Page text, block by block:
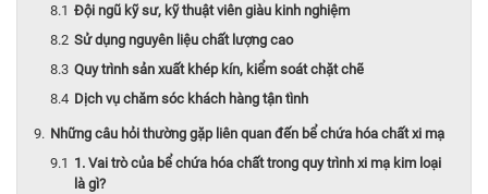
Đội ngũ kỹ sư, kỹ thuật viên giàu kinh nghiệm
Sử dụng nguyên liệu chất lượng cao
Quy trình sản xuất khép kín, kiểm soát chặt chẽ
Dịch vụ chăm sóc khách hàng tận tình
Những câu hỏi thường gặp liên quan đến bể chứa hóa chất xi mạ
1. Vai trò của bể chứa hóa chất trong quy trình xi mạ kim loại
là gì?